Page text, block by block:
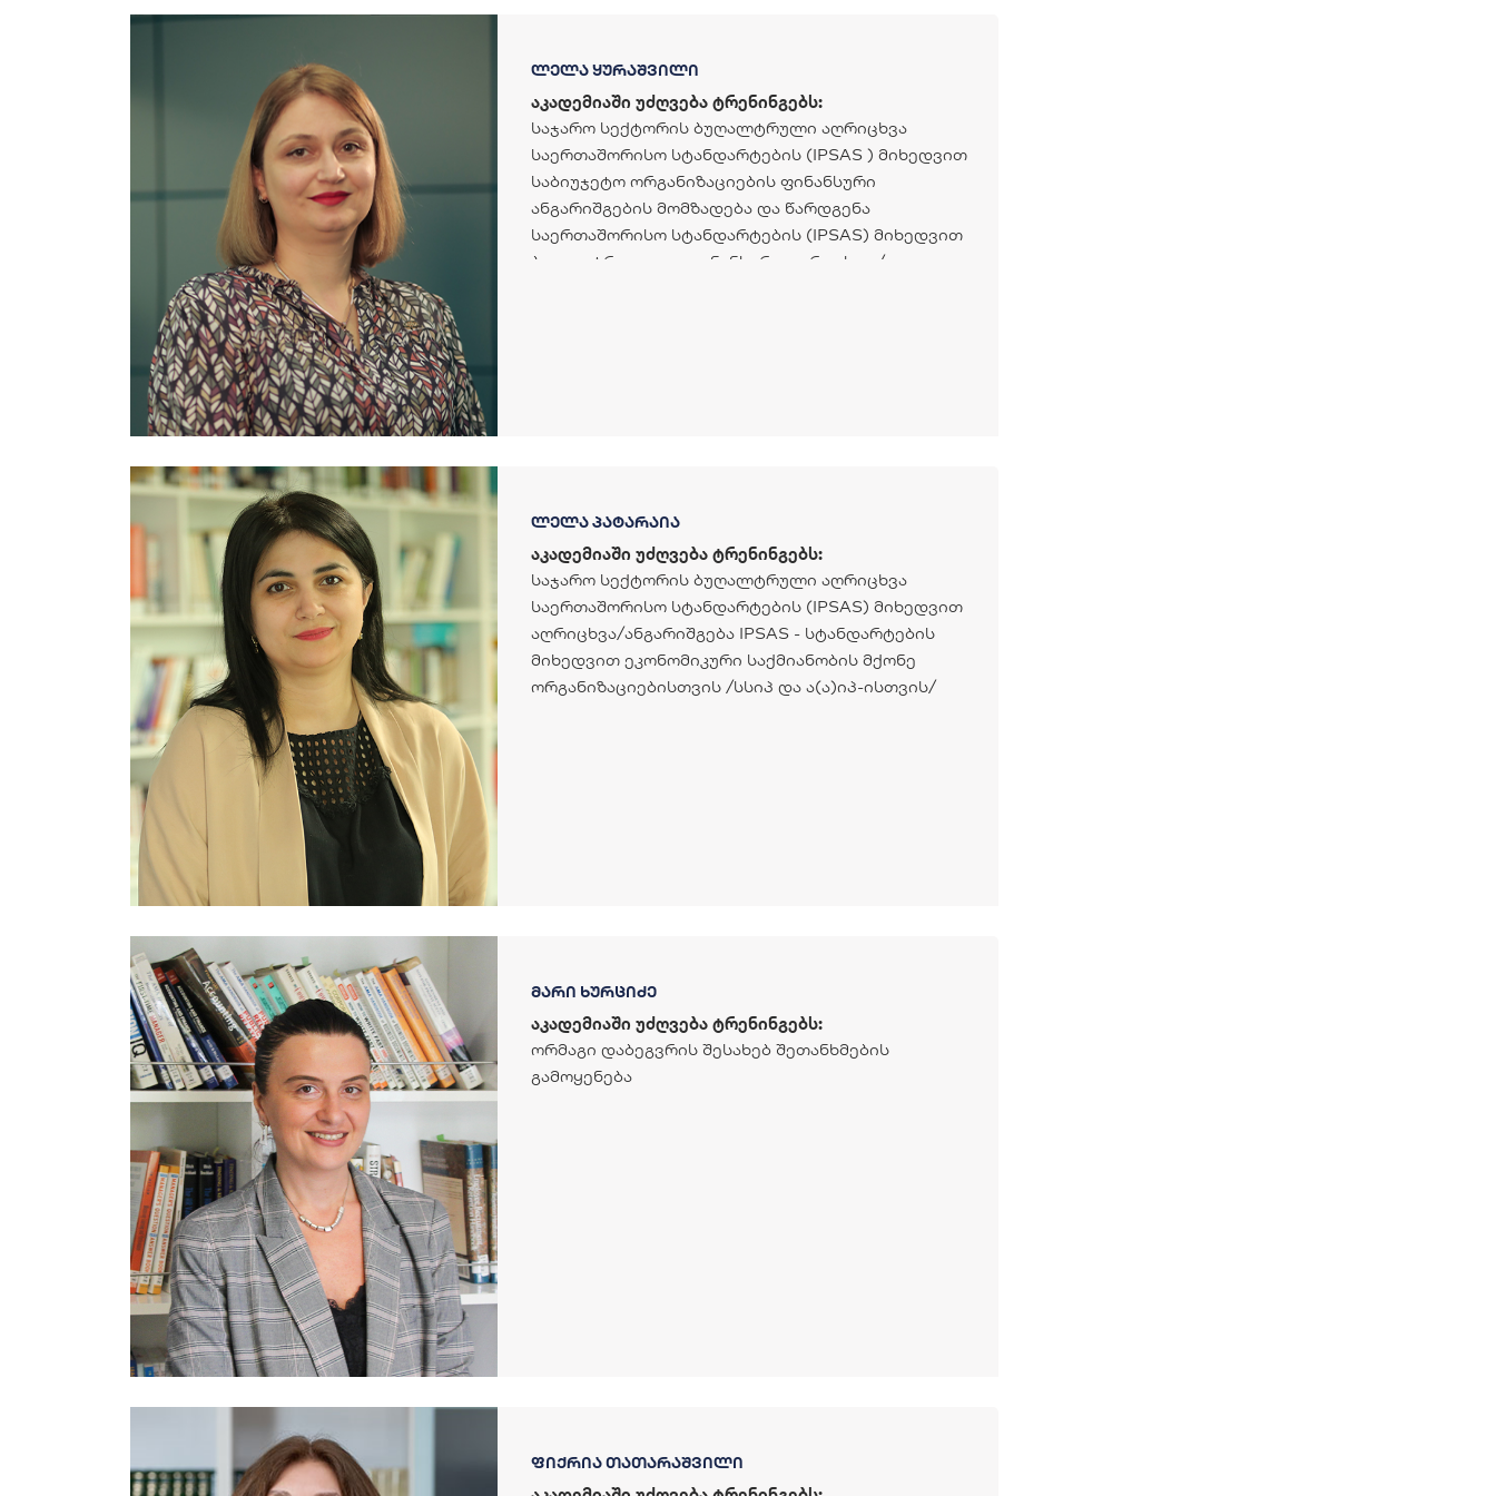
ლელა ყურაშვილი
აკადემიაში უძღვება ტრენინგებს:
საჯარო სექტორის ბუღალტრული აღრიცხვა
საერთაშორისო სტანდარტების (IPSAS ) მიხედვით
საბიუჯეტო ორგანიზაციების ფინანსური
ანგარიშგების მომზადება და წარდგენა
საერთაშორისო სტანდარტების (IPSAS) მიხედვით
ბუღალტრული და ფინანსური აღრიცხვა /
ლელა პატარაია
აკადემიაში უძღვება ტრენინგებს:
საჯარო სექტორის ბუღალტრული აღრიცხვა
საერთაშორისო სტანდარტების (IPSAS) მიხედვით
აღრიცხვა/ანგარიშგება IPSAS - სტანდარტების
მიხედვით ეკონომიკური საქმიანობის მქონე
ორგანიზაციებისთვის /სსიპ და ა(ა)იპ-ისთვის/
მარი ხურციძე
აკადემიაში უძღვება ტრენინგებს:
ორმაგი დაბეგვრის შესახებ შეთანხმების
გამოყენება
ფიქრია თათარაშვილი